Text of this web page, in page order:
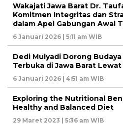
Wakajati Jawa Barat Dr.
Komitmen Integritas dan
dalam Apel Gabungan Awal
6 Januari 2026 | 5:11 am WIB
Dedi Mulyadi Dorong
Terbuka di Jawa Barat Lewat
6 Januari 2026 | 4:51 am WIB
Exploring the Nutritional
Healthy and Balanced Diet
29 Maret 2023 | 5:36 am WIB